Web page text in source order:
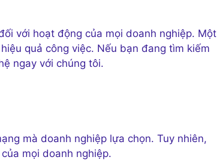
với hoạt động của mọi doanh nghiệp. Một
quả công việc. Nếu bạn đang tìm kiếm
ngay với chúng tôi.
mà doanh nghiệp lựa chọn. Tuy nhiên,
mọi doanh nghiệp.